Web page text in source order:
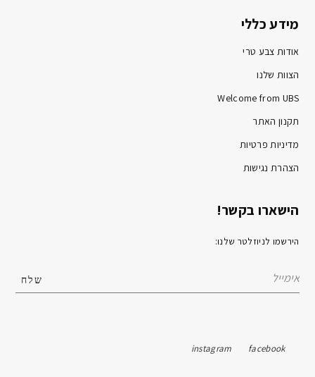
מידע כללי
אודות צבע טרי
הצוות שלנו
Welcome from UBS
תקנון האתר
מדיניות פרטיות
הצהרת נגישות
הישארו בקשר!
הירשמו לניוזלטר שלנו:
facebook
instagram